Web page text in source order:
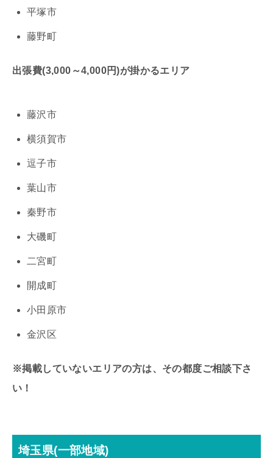
平塚市
藤野町
出張費(3,000～4,000円)が掛かるエリア
藤沢市
横須賀市
逗子市
葉山市
秦野市
大磯町
二宮町
開成町
小田原市
金沢区
※掲載していないエリアの方は、その都度ご相談下さ
い！
埼玉県(一部地域)